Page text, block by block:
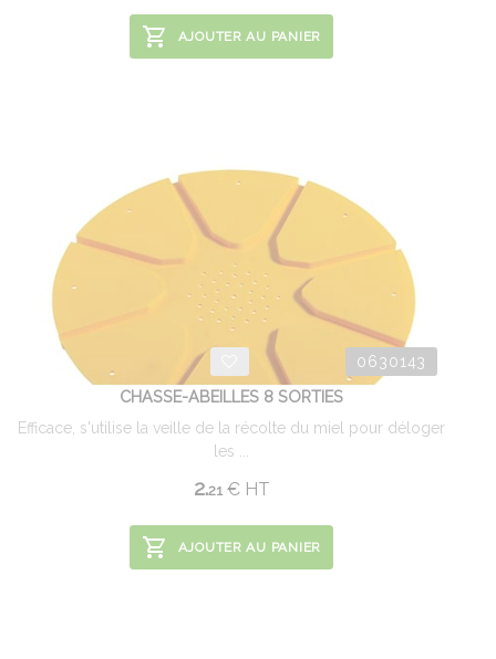
AJOUTER AU PANIER
0630143
CHASSE-ABEILLES 8 SORTIES
Efficace, s'utilise la veille de la récolte du miel pour déloger
les ...
2.21 €HT
AJOUTER AU PANIER